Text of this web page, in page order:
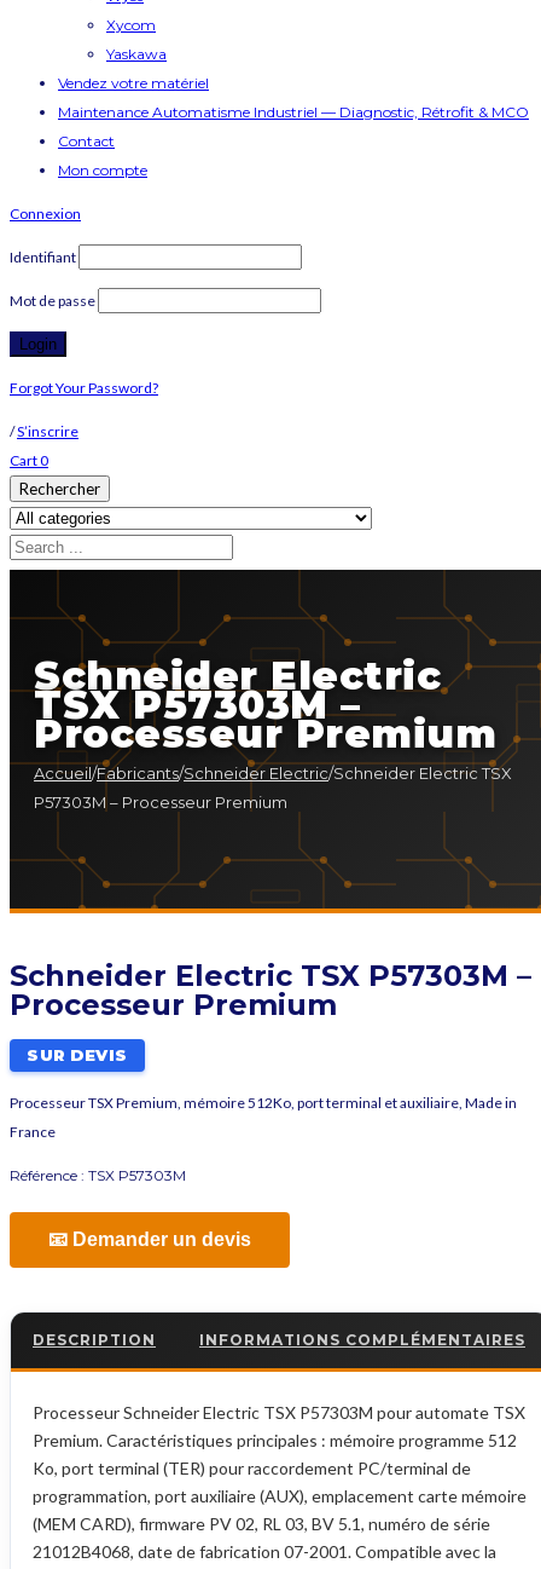
Xycom
Yaskawa
Vendez votre matériel
Maintenance Automatisme Industriel — Diagnostic, Rétrofit & MCO
Contact
Mon compte
Connexion
Identifiant
Mot de passe
Forgot Your Password?
/S’inscrire
Cart0
Rechercher
Schneider Electric
TSX P57303M –
Processeur Premium
Accueil/Fabricants/Schneider Electric/Schneider Electric TSX
P57303M – Processeur Premium
Schneider Electric TSX P57303M –
Processeur Premium
SUR DEVIS
Processeur TSX Premium, mémoire 512Ko, port terminal et auxiliaire, Made in
France
Référence : TSX P57303M
📧 Demander un devis
DESCRIPTION INFORMATIONS COMPLÉMENTAIRES
Processeur Schneider Electric TSX P57303M pour automate TSX
Premium. Caractéristiques principales : mémoire programme 512
Ko, port terminal (TER) pour raccordement PC/terminal de
programmation, port auxiliaire (AUX), emplacement carte mémoire
(MEM CARD), firmware PV 02, RL 03, BV 5.1, numéro de série
21012B4068, date de fabrication 07-2001. Compatible avec la